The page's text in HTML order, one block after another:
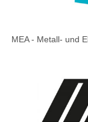
MEA - Metall- und